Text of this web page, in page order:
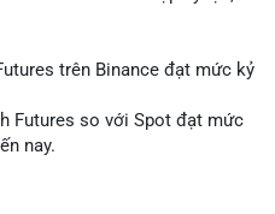
trên Binance đạt mức kỷ
Futures so với Spot đạt mức
nay.